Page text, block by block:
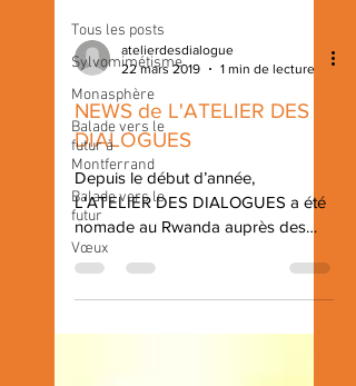
Tous les posts
Sylvomimétisme
Monasphère
Balade vers le
futur à
Montferrand
Balade vers le
futur
Vœux
atelierdesdialogue
22 mars 2019
1 min de lecture
NEWS de L'ATELIER DES
DIALOGUES
Depuis le début d’année,
L'ATELIER DES DIALOGUES a été
nomade au Rwanda auprès des
avocates du barreau du Rwanda en
partenariat avec...